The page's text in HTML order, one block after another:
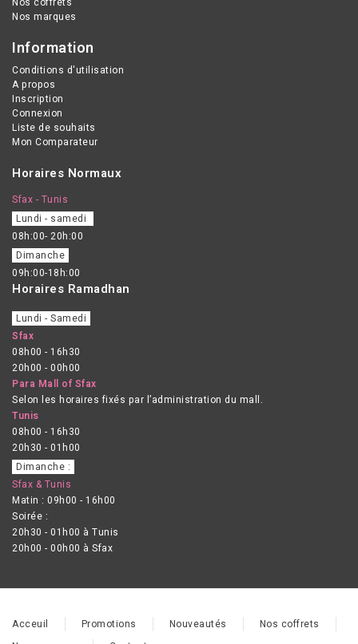
Nos marques
Information
Conditions d'utilisation
A propos
Inscription
Connexion
Liste de souhaits
Mon Comparateur
Horaires Normaux
Sfax - Tunis
Lundi - samedi
08h:00- 20h:00
Dimanche
09h:00-18h:00
Horaires Ramadhan
Lundi - Samedi
Sfax
08h00 - 16h30
20h00 - 00h00
Para Mall of Sfax
Selon les horaires fixés par l’administration du mall.
Tunis
08h00 - 16h30
20h30 - 01h00
Dimanche :
Sfax & Tunis
Matin : 09h00 - 16h00
Soirée :
20h30 - 01h00 à Tunis
20h00 - 00h00 à Sfax
Acceuil Promotions Nouveautés
Nos coffrets